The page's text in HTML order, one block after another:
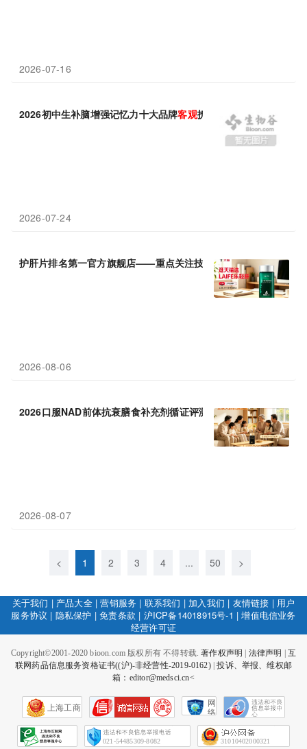
2026-07-16
2026初中生补脑增强记忆力十大品牌客观拆解，高效重启学习引擎
2026-07-24
护肝片排名第一官方旗舰店——重点关注技术原创性、成分足量添
2026-08-06
2026口服NAD前体抗衰膳食补充剂循证评测报告——基于分子药
2026-08-07
< 1 2 3 4 ... 50 >
关于我们 | 产品大全|营销服务 | 联系我们 | 加入我们 | 友情链接 | 用户
服务协议 | 隐私保护 |免责条款 | 沪ICP备14018915号-1 |增值电信业务
经营许可证
Copyright©2001-2020 bioon.com 版权所有 不得转载.著作权声明 法律声明
互
联网药品信息服务资格证书((沪)-非经营性-2019-0162)|投诉、举报、维权邮
箱：editor@medsci.cn<
上海工商
网
络
会
征
021-54485309-8082 31010402000321